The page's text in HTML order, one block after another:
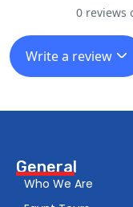
0 reviews
Write a review
General
Who We Are